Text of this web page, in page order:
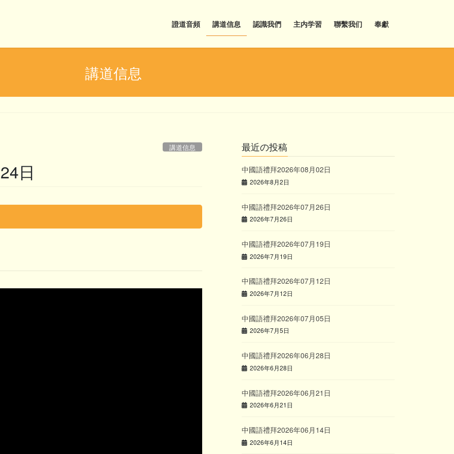
證道音頻 講道信息 認識我們 主内学習 聯繫我们 奉獻
講道信息
講道信息
日
最近の投稿
中國語禮拜2026年08月02日
2026年8月2日
中國語禮拜2026年07月26日
2026年7月26日
中國語禮拜2026年07月19日
2026年7月19日
中國語禮拜2026年07月12日
2026年7月12日
中國語禮拜2026年07月05日
2026年7月5日
中國語禮拜2026年06月28日
2026年6月28日
中國語禮拜2026年06月21日
2026年6月21日
中國語禮拜2026年06月14日
2026年6月14日